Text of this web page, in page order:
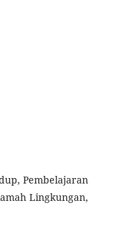
Pembelajaran
Lingkungan,